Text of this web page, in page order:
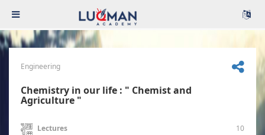
Engineering
Chemistry in our life : " Chemist and
Agriculture "
Lectures 10